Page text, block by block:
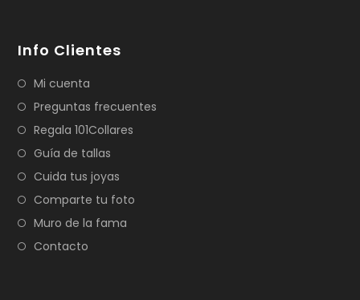
Info Clientes
Mi cuenta
Preguntas frecuentes
Regala 101Collares
Guía de tallas
Cuida tus joyas
Comparte tu foto
Muro de la fama
Contacto